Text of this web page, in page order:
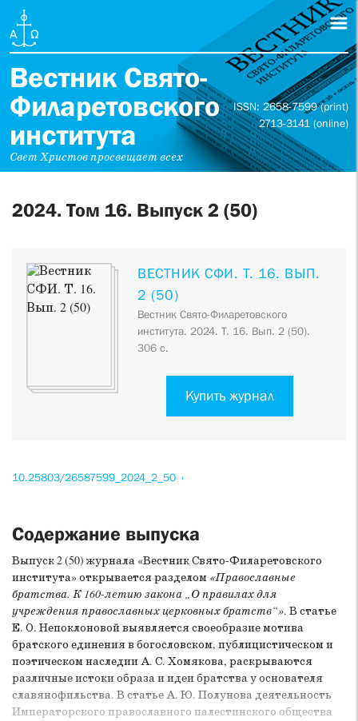
Вестник Свято-
Филаретовского
института
Свет Христов просвещает всех
ISSN: 2658-7599 (print)
2713-3141 (online)
2024. Том 16. Выпуск 2 (50)
ВЕСТНИК СФИ. Т. 16. ВЫП.
2 (50)
Вестник Свято-Филаретовского
института. 2024. Т. 16. Вып. 2 (50).
306 с.
Купить журнал
10.25803/26587599_2024_2_50
Содержание выпуска
Выпуск 2 (50) журнала «Вестник Свято-Филаретовского
института» открывается разделом «Православные
братства. К 160-летию закона „О правилах для
учреждения православных церковных братств“». В статье
Е. О. Непоклоновой выявляется своеобразие мотива
братского единения в богословском, публицистическом и
поэтическом наследии А. С. Хомякова, раскрываются
различные истоки образа и идеи братства у основателя
славянофильства. В статье А. Ю. Полунова деятельность
Императорского православного палестинского общества